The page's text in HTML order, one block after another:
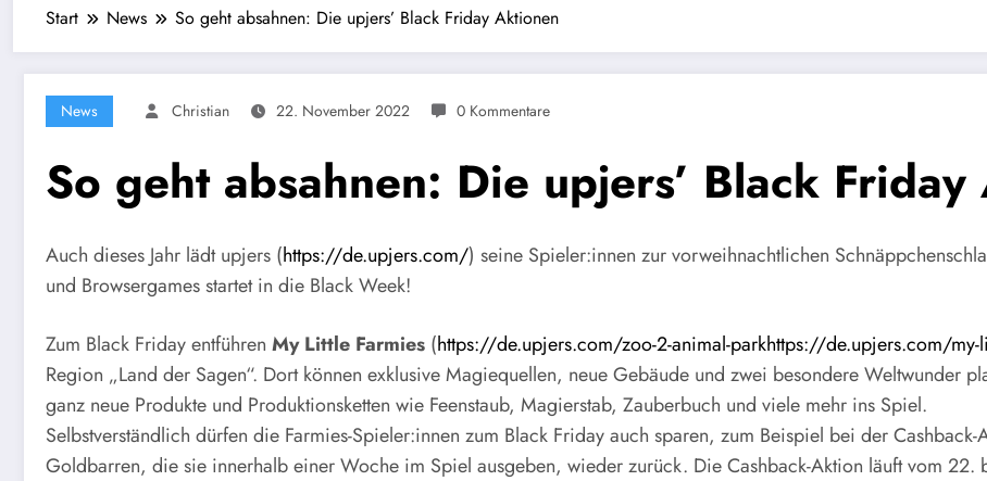
Start News So geht absahnen: Die upjers’ Black Friday Aktionen
News Christian 22. November 2022 0 Kommentare
So geht absahnen: Die upjers’ Black
Auch dieses Jahr lädt upjers (https://de.upjers.com/) seine Spieler:innen zur vorweihnachtlichen
und Browsergames startet in die Black Week!
Zum Black Friday entführen My Little Farmies (https://de.upjers.com/zoo-2-animal-parkhttps://de.upjers.com/my-
Region „Land der Sagen“. Dort können exklusive Magiequellen, neue Gebäude und zwei besondere Weltwunder
ganz neue Produkte und Produktionsketten wie Feenstaub, Magierstab, Zauberbuch und viele mehr ins Spiel.
Selbstverständlich dürfen die Farmies-Spieler:innen zum Black Friday auch sparen, zum Beispiel bei der
Goldbarren, die sie innerhalb einer Woche im Spiel ausgeben, wieder zurück. Die Cashback-Aktion läuft vom 22.